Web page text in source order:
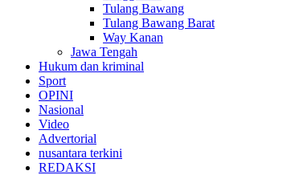
Tulang Bawang
Tulang Bawang Barat
Way Kanan
Jawa Tengah
Hukum dan kriminal
Sport
OPINI
Nasional
Video
Advertorial
nusantara terkini
REDAKSI